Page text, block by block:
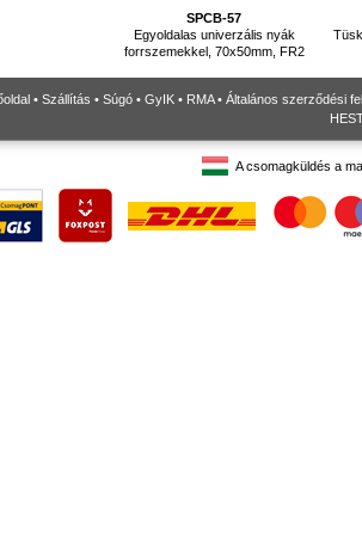
SPCB-57
Egyoldalas univerzális nyák
forrszemekkel, 70x50mm, FR2
• Szállítás • Súgó • GyIK • RMA• Általános szerződési
A csomagküldés a